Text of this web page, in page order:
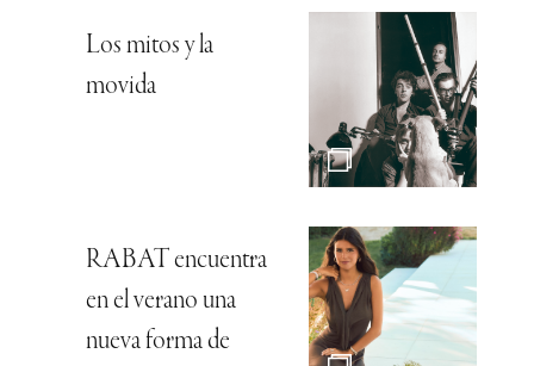
Los mitos y la
movida
RABAT encuentra
en el verano una
nueva forma de